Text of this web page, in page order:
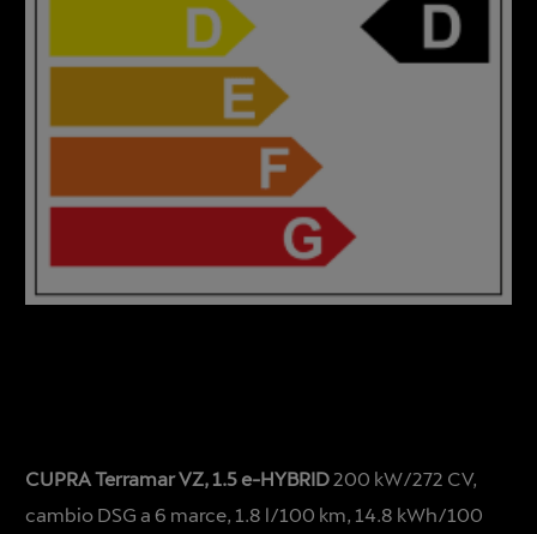
CUPRA Terramar VZ, 1.5 e-HYBRID 200 kW/272 CV,
cambio DSG a 6 marce, 1.8 l/100 km, 14.8 kWh/100